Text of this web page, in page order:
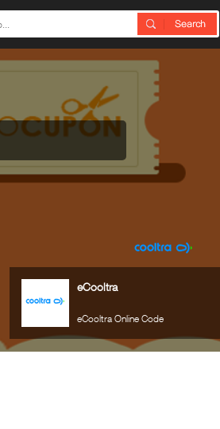
eCooltra
eCooltra Online Code